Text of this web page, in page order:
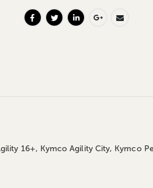
16+, Kymco Agility City, Kymco